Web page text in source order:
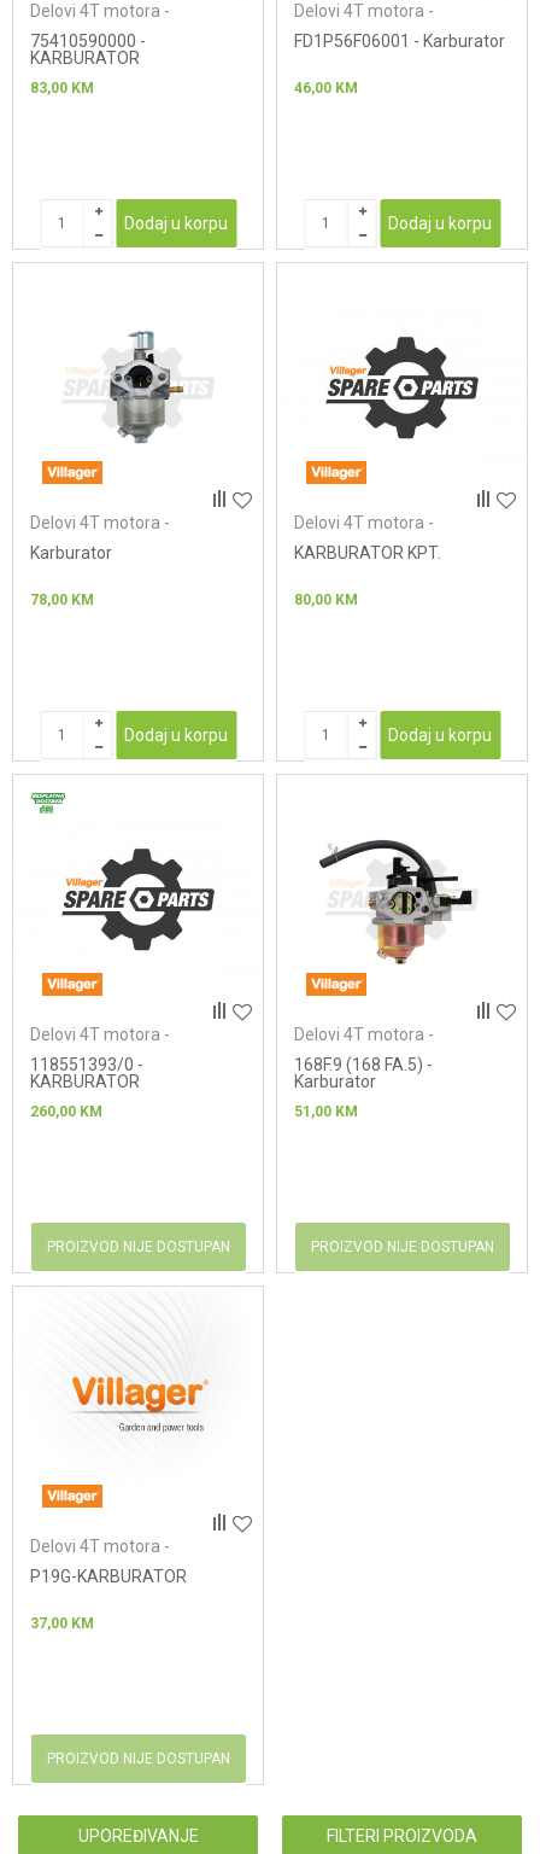
Delovi 4T motora -
75410590000 -
KARBURATOR
83,00 KM
Dodaj u korpu
Delovi 4T motora -
FD1P56F06001 - Karburator
46,00 KM
Dodaj u korpu
Delovi 4T motora -
Karburator
78,00 KM
Dodaj u korpu
Delovi 4T motora -
KARBURATOR KPT.
80,00 KM
Dodaj u korpu
Delovi 4T motora -
118551393/0 -
KARBURATOR
260,00 KM
PROIZVOD NIJE DOSTUPAN
Delovi 4T motora -
karburatori
168F.9 (168 FA.5) -
Karburator
51,00 KM
PROIZVOD NIJE DOSTUPAN
Delovi 4T motora -
P19G-KARBURATOR
37,00 KM
PROIZVOD NIJE DOSTUPAN
UPOREĐIVANJE FILTERI PROIZVODA